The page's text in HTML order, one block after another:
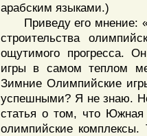
арабским языками.)
Приведу его мнение:
строительства
ощутимого прогресса.
игры в самом теплом
Зимние Олимпийские
успешными? Я не знаю.
статья о том, что Южная
олимпийские комплексы.